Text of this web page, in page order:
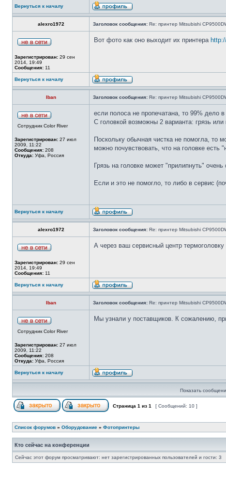
Вернуться к началу
alexro1972 Заголовок сообщения: Re: принтер Mitsubishi
Зарегистрирован: 29 сен
2014, 19:49
Сообщения: 11
Вот фото как оно выходит их принтера
Вернуться к началу
Iban Заголовок сообщения: Re: принтер Mitsubishi
Сотрудник Color River
Зарегистрирован: 27 июл
2009, 11:22
Сообщения: 208
Откуда: Уфа, Россия
если полоса не пропечатана, то 99% дело в
С головкой возможны 2 варианта: грязь или
Поскольку обычная чистка не помогла, то
можно почувствовать, что на головке есть
Грязь на головке может "прилипнуть"
Если и это не помогло, то либо в сервис
Вернуться к началу
alexro1972 Заголовок сообщения: Re: принтер Mitsubishi
Зарегистрирован: 29 сен
2014, 19:49
Сообщения: 11
А через ваш сервисный центр
Вернуться к началу
Iban Заголовок сообщения: Re: принтер Mitsubishi
Сотрудник Color River
Зарегистрирован: 27 июл
2009, 11:22
Сообщения: 208
Откуда: Уфа, Россия
Мы узнали у поставщиков. К сожалению,
Вернуться к началу
Показать
Страница 1 из 1 [ Сообщений: 10 ]
Список форумов » Оборудование » Фотопринтеры
Кто сейчас на конференции
Сейчас этот форум просматривают: нет зарегистрированных пользователей и гости: 3